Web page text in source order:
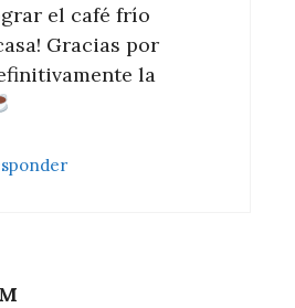
el café frío
Gracias por
la